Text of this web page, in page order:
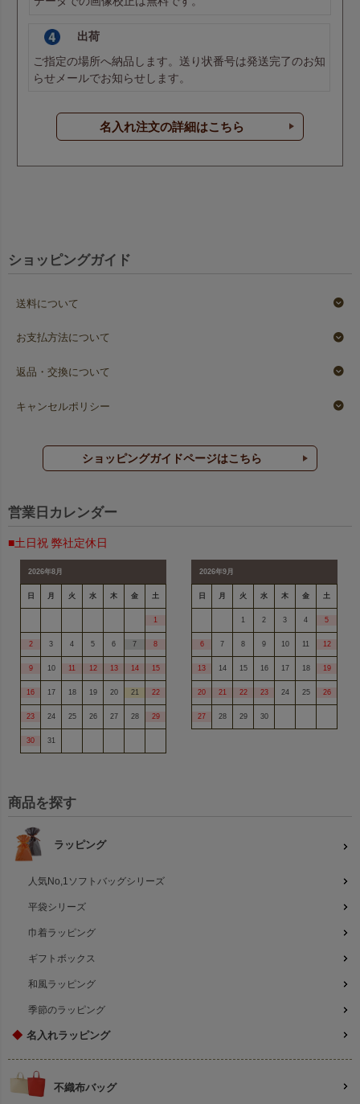
出荷
ご指定の場所へ納品します。送り状番号は発送完了のお知
らせメールでお知らせします。
名入れ注文の詳細はこちら
ショッピングガイド
送料について
お支払方法について
返品・交換について
キャンセルポリシー
ショッピングガイドページはこちら
営業日カレンダー
■土日祝 弊社定休日
2026年8月
日 月 火 水 木 金 土
1
2 3 4 5 6 7 8
9 10 11 12 13 14 15
16 17 18 19 20 21 22
23 24 25 26 27 28 29
30 31
2026年9月
日 月 火 水 木 金 土
1 2 3 4 5
6 7 8 9 10 11 12
13 14 15 16 17 18 19
20 21 22 23 24 25 26
27 28 29 30
商品を探す
ラッピング
人気No,1ソフトバッグシリーズ
平袋シリーズ
巾着ラッピング
ギフトボックス
和風ラッピング
季節のラッピング
◆ 名入れラッピング
不織布バッグ